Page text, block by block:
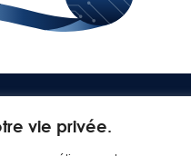
vie privée.